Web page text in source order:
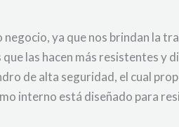
ya que nos brindan la
las hacen más resistentes y
de alta seguridad, el cual
interno está diseñado para